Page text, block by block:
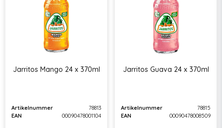
Jarritos Mango 24 x 370ml
Artikelnummer
78813
EAN
00090478001104
Jarritos Guava 24 x 370ml
Artikelnummer
78815
EAN
00090478008509